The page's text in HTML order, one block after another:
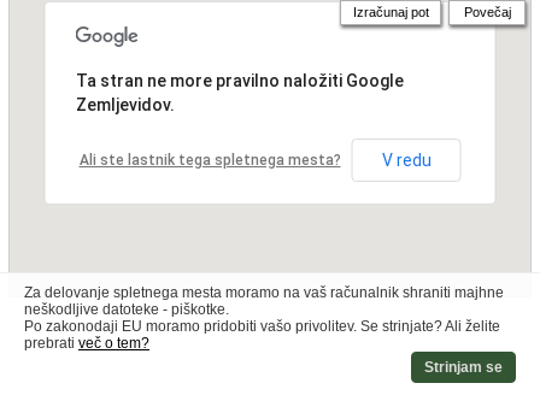
Ta stran ne more pravilno naložiti Google
Zemljevidov.
Ali ste lastnik tega spletnega mesta? V redu
Izračunaj pot Povečaj
Za delovanje spletnega mesta moramo na vaš računalnik shraniti majhne
neškodljive datoteke - piškotke.
Po zakonodaji EU moramo pridobiti vašo privolitev. Se strinjate? Ali želite
prebrati več o tem?
Strinjam se